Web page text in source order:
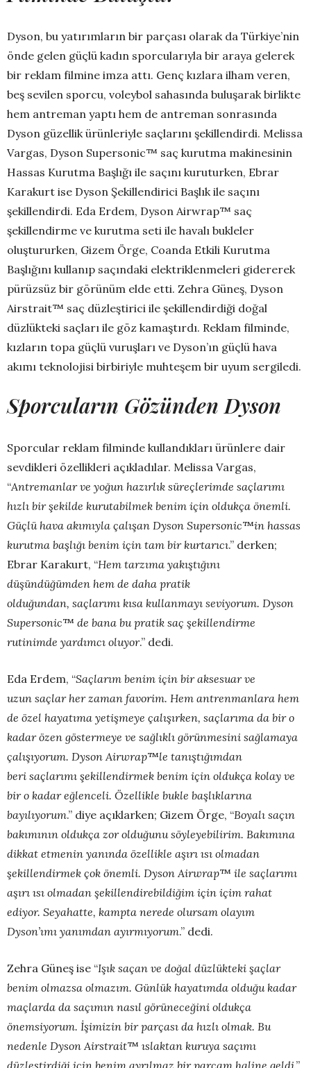
Dyson, bu yatırımların bir parçası olarak da Türkiye’nin
önde gelen güçlü kadın sporcularıyla bir araya gelerek
bir reklam filmine imza attı. Genç kızlara ilham veren,
beş sevilen sporcu, voleybol sahasında buluşarak birlikte
hem antreman yaptı hem de antreman sonrasında
Dyson güzellik ürünleriyle saçlarını şekillendirdi. Melissa
Vargas, Dyson Supersonic™ saç kurutma makinesinin
Hassas Kurutma Başlığı ile saçını kuruturken, Ebrar
Karakurt ise Dyson Şekillendirici Başlık ile saçını
şekillendirdi. Eda Erdem, Dyson Airwrap™ saç
şekillendirme ve kurutma seti ile havalı bukleler
oluştururken, Gizem Örge, Coanda Etkili Kurutma
Başlığını kullanıp saçındaki elektriklenmeleri gidererek
pürüzsüz bir görünüm elde etti. Zehra Güneş, Dyson
Airstrait™ saç düzleştirici ile şekillendirdiği doğal
düzlükteki saçları ile göz kamaştırdı. Reklam filminde,
kızların topa güçlü vuruşları ve Dyson’ın güçlü hava
akımı teknolojisi birbiriyle muhteşem bir uyum sergiledi.
Sporcuların Gözünden Dyson
Sporcular reklam filminde kullandıkları ürünlere dair
sevdikleri özellikleri açıkladılar. Melissa Vargas,
“Antremanlar ve yoğun hazırlık süreçlerimde saçlarımı
hızlı bir şekilde kurutabilmek benim için oldukça önemli.
Güçlü hava akımıyla çalışan Dyson Supersonic™in hassas
kurutma başlığı benim için tam bir kurtarıcı.” derken;
Ebrar Karakurt, “Hem tarzıma yakıştığını
düşündüğümden hem de daha pratik
olduğundan, saçlarımı kısa kullanmayı seviyorum. Dyson
Supersonic™ de bana bu pratik saç şekillendirme
rutinimde yardımcı oluyor.” dedi.
Eda Erdem, “Saçlarım benim için bir aksesuar ve
uzun saçlar her zaman favorim. Hem antrenmanlara hem
de özel hayatıma yetişmeye çalışırken, saçlarıma da bir o
kadar özen göstermeye ve sağlıklı görünmesini sağlamaya
çalışıyorum. Dyson Airwrap™le tanıştığımdan
beri saçlarımı şekillendirmek benim için oldukça kolay ve
bir o kadar eğlenceli. Özellikle bukle başlıklarına
bayılıyorum.” diye açıklarken; Gizem Örge, “Boyalı saçın
bakımının oldukça zor olduğunu söyleyebilirim. Bakımına
dikkat etmenin yanında özellikle aşırı ısı olmadan
şekillendirmek çok önemli. Dyson Airwrap™ ile saçlarımı
aşırı ısı olmadan şekillendirebildiğim için içim rahat
ediyor. Seyahatte, kampta nerede olursam olayım
Dyson’ımı yanımdan ayırmıyorum.” dedi.
Zehra Güneş ise “Işık saçan ve doğal düzlükteki şaçlar
benim olmazsa olmazım. Günlük hayatımda olduğu kadar
maçlarda da saçımın nasıl görüneceğini oldukça
önemsiyorum. İşimizin bir parçası da hızlı olmak. Bu
nedenle Dyson Airstrait™ ıslaktan kuruya saçımı
düzleştirdiği için benim ayrılmaz bir parçam haline geldi .”